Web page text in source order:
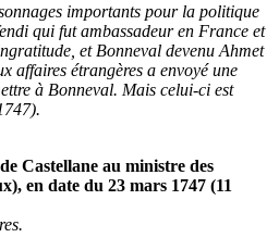
importants pour la politique
qui fut ambassadeur en France et
et Bonneval devenu Ahmet
affaires étrangères a envoyé une
à Bonneval. Mais celui-ci est
Castellane au ministre des
en date du 23 mars 1747 (11